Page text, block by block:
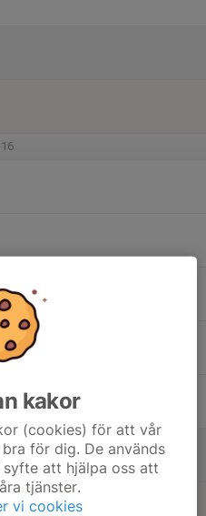
kakor
(cookies) för att vår
för dig. De används
att hjälpa oss att
tjänster.
vi cookies